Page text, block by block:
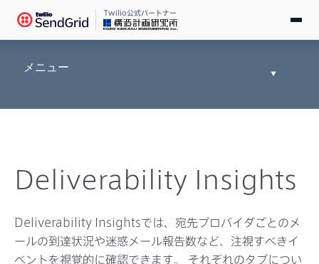
Twilio公式パートナー
料金
導入事例
お役立ち情報
メニュー
Toggle
Deliverability Insights
Deliverability Insightsでは、宛先プロバイダごとのメ
ールの到達状況や迷惑メール報告数など、注視すべきイ
ベントを視覚的に確認できます。 それぞれのタブについ